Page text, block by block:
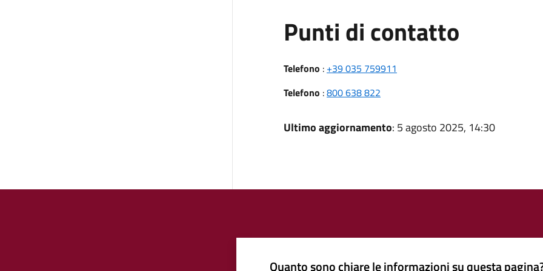
Punti di contatto
Telefono : +39 035 759911
Telefono :800 638 822
Ultimo aggiornamento: 5 agosto 2025, 14:30
Quanto sono chiare le informazioni su questa